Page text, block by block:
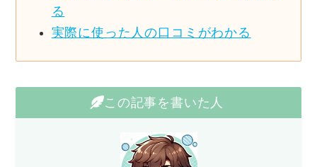
る
実際に使った人の口コミがわかる
この記事を書いた人